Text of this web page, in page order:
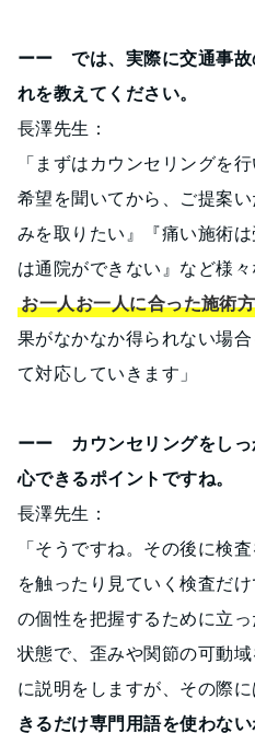
ーー では、実際に交通事故
れを教えてください。
長澤先生：
「まずはカウンセリングを
希望を聞いてから、ご提案
みを取りたい』『痛い施術
は通院ができない』など様
お一人お一人に合った施術
果がなかなか得られない場
て対応していきます」
ーー カウンセリングをしっ
心できるポイントですね。
長澤先生：
「そうですね。その後に検
を触ったり見ていく検査だ
の個性を把握するために立
状態で、歪みや関節の可動
に説明をしますが、その際に
きるだけ専門用語を使わな